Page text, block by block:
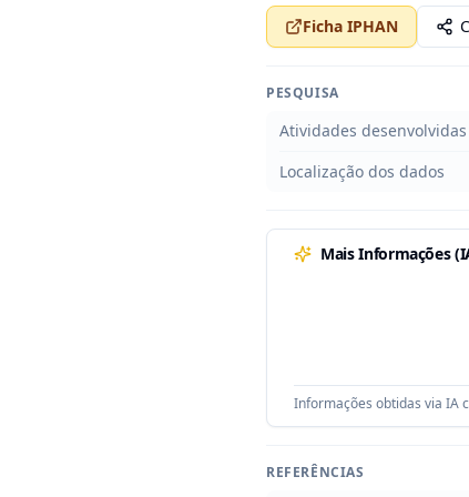
Ficha IPHAN
PESQUISA
Atividades desenvolvidas
Localização dos dados
Mais Informações
Informações obtidas via IA
REFERÊNCIAS